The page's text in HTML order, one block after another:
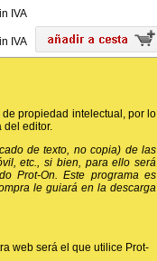
IVA
IVA
propiedad intelectual, por lo
editor.
de texto, no copia) de las
etc., si bien, para ello será
Prot-On. Este programa es
le guiará en la descarga
web será el que utilice Prot-